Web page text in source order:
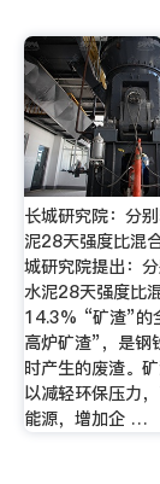
长城研究院：分
泥28天强度比混
城研究院提出：
水泥28天强度比
14.3% “矿渣”的
高炉矿渣”，是钢
时产生的废渣。
以减轻环保压力
能源，增加企 …